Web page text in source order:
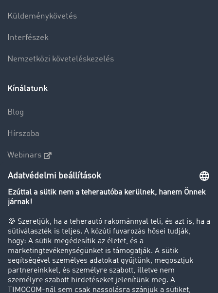
Küldeménykövetés
Interfészek
Nemzetközi követeléskezelés
Kínálatunk
Blog
Hírszoba
Webinars
Betekintés a fuvarbörzébe
Fuvarpiaci barométer
Transzportlexikon
Tehergépkocsi-forgalomkorlátozás
Cég